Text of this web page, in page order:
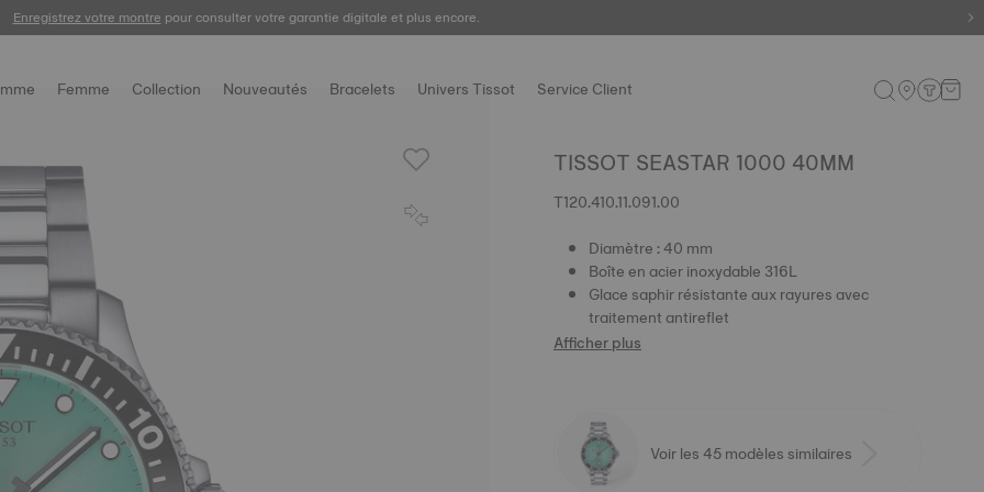
Enregistrez votre montre pour consulter votre garantie digitale et plus encore.
Femme Collection Nouveautés Bracelets Univers Tissot Service Client
TISSOT SEASTAR 1000 40MM
T120.410.11.091.00
Diamètre : 40 mm
Boîte en acier inoxydable 316L
Glace saphir résistante aux rayures avec
traitement antireflet
Afficher plus
Voir les 45 modèles similaires